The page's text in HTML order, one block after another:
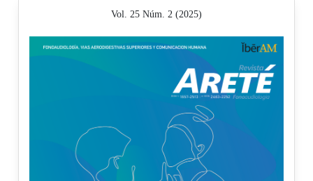
Vol. 25 Núm. 2 (2025)